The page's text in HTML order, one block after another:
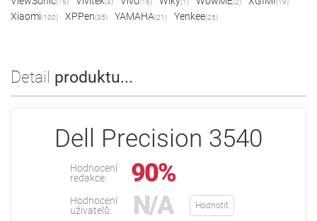
(75) (4) (16) (1) (2) (19)
Xiaomi(100) XPPen(35) YAMAHA(21) Yenkee(25)
Detail produktu...
Dell Precision 3540
Hodnocení
redakce:
90%
Hodnocení
uživatelů:
N/A Hodnotit